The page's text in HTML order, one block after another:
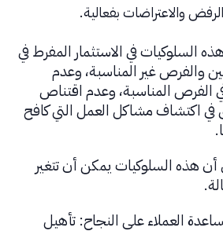
والاعتراضات بفعالية.
السلوكيات في الاستثمار المفرط في
والفرص غير المناسبة، وعدم
الفرص المناسبة، وعدم اقتناص
اكتشاف مشاكل العمل التي كافح
أن هذه السلوكيات يمكن أن تتغير
العملاء على النجاح: تأهيل